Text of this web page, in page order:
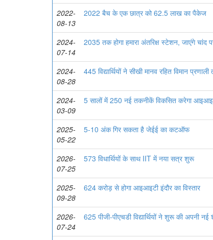
2022-
08-13
2022 बैच के एक छात्र को 62.5 लाख का पैकेज
2024-
07-14
2035 तक होगा हमारा अंतरिक्ष स्टेशन, जाएंगे चांद
2024-
08-28
445 विद्यार्थियों ने सीखी मानव रहित विमान
2024-
03-09
5 सालों में 250 नई तकनीकें विकसित करेगा
2025-
05-22
5-10 अंक गिर सकता है जेईई का कटऑफ
2026-
07-25
573 विधार्थियों के साथ IIT में नया सत्र शुरू
2025-
09-28
624 करोड़ से होगा आइआइटी इंदौर का विस्तार
2026-
07-24
625 पीजी-पीएचडी विद्यार्थियों ने शुरू की अपनी नई